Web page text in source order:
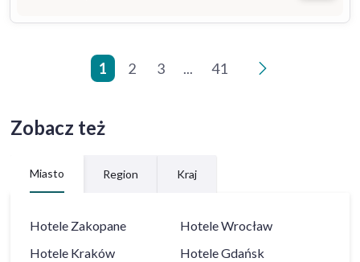
1 2 3 ... 41
>
Zobacz też
Miasto Region Kraj
Hotele Zakopane HoteleWrocław
Hotele Kraków HoteleGdańsk